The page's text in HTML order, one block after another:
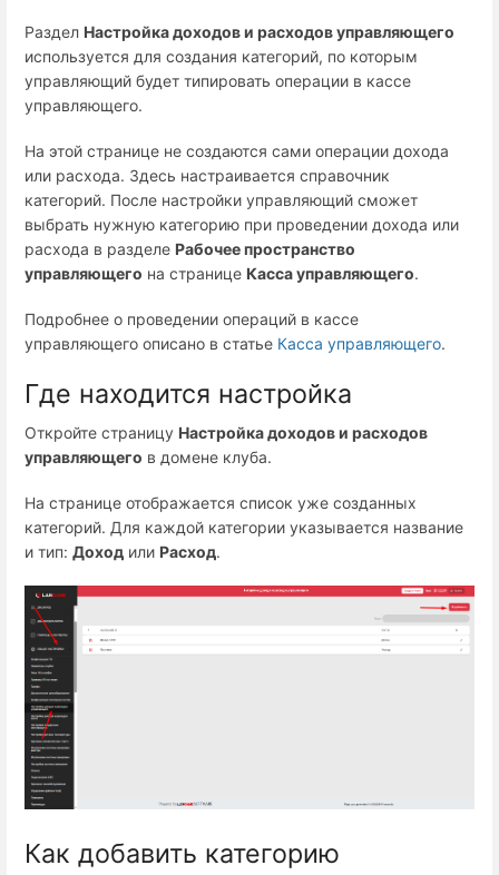
Раздел Настройка доходов и расходов управляющего
используется для создания категорий, по которым
управляющий будет типировать операции в кассе
управляющего.
На этой странице не создаются сами операции дохода
или расхода. Здесь настраивается справочник
категорий. После настройки управляющий сможет
выбрать нужную категорию при проведении дохода или
расхода в разделе Рабочее пространство
управляющего на странице Касса управляющего.
Подробнее о проведении операций в кассе
управляющего описано в статье Касса управляющего.
Где находится настройка
Откройте страницу Настройка доходов и расходов
управляющего в домене клуба.
На странице отображается список уже созданных
категорий. Для каждой категории указывается название
и тип: Доход или Расход.
Как добавить категорию